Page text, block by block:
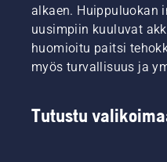
alkaen. Huippuluokan
uusimpiin kuuluvat
huomioitu paitsi
myös turvallisuus ja
Tutustu